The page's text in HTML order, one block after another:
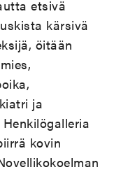
etsivä
kärsivä
öitään
ja
kovin